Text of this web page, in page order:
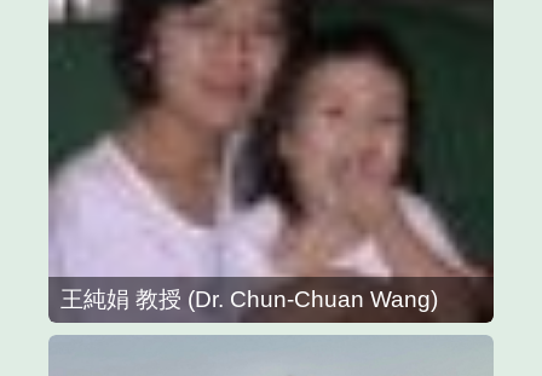
王純娟 教授 (Dr. Chun-Chuan Wang)